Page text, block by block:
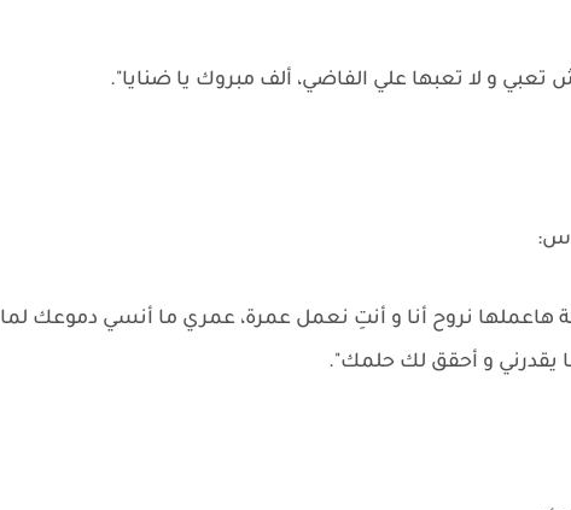
تعبي و لا تعبها علي الفاضي، ألف مبروك يا ضنايا".
هاعملها نروح أنا و أنتِ نعمل عمرة، عمري ما أنسي دموعك لما
يقدرني و أحقق لك حلمك".